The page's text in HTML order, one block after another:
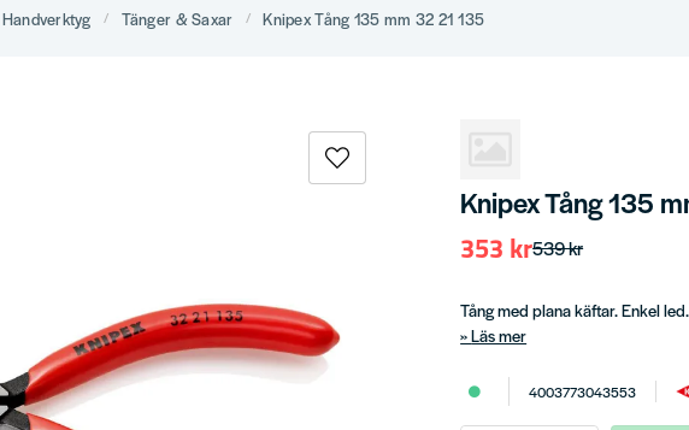
Handverktyg Tänger & Saxar Knipex Tång 135 mm 32 21 135
Knipex Tång 135
539 kr
353 kr
Tång med plana käftar. Enkel
Läs mer
4003773043553